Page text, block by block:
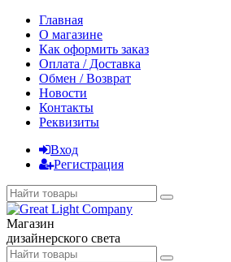
Главная
О магазине
Как оформить заказ
Оплата / Доставка
Обмен / Возврат
Новости
Контакты
Реквизиты
Вход
Регистрация
Магазин
дизайнерского света